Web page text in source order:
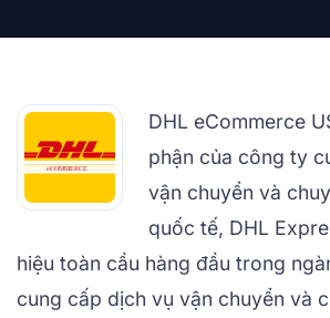
DHL eCommerce
phận của công ty
vận chuyển và
quốc tế, DHL
hiệu toàn cầu hàng đầu trong
cung cấp dịch vụ vận chuyển và